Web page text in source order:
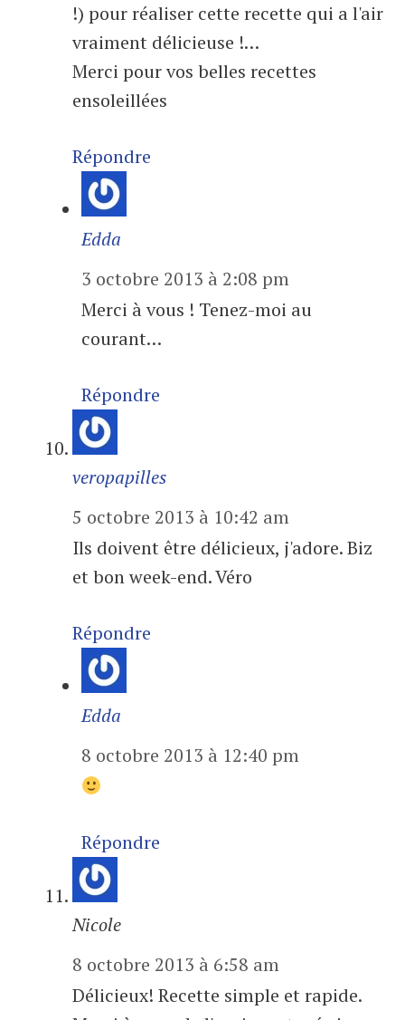
!) pour réaliser cette recette qui a l'air
vraiment délicieuse !…
Merci pour vos belles recettes
ensoleillées
Répondre
Edda
3 octobre 2013 à 2:08 pm
Merci à vous ! Tenez-moi au
courant…
Répondre
veropapilles
5 octobre 2013 à 10:42 am
Ils doivent être délicieux, j'adore. Biz
et bon week-end. Véro
Répondre
Edda
8 octobre 2013 à 12:40 pm
Répondre
Nicole
8 octobre 2013 à 6:58 am
Délicieux! Recette simple et rapide.